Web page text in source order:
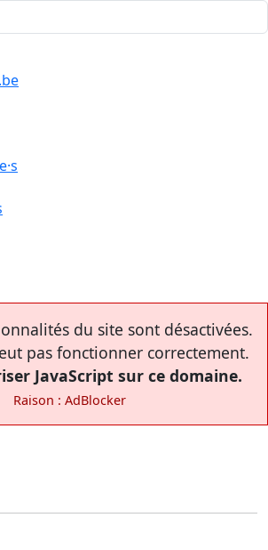
du site sont désactivées.
pas fonctionner correctement.
JavaScript sur ce domaine.
Raison : AdBlocker